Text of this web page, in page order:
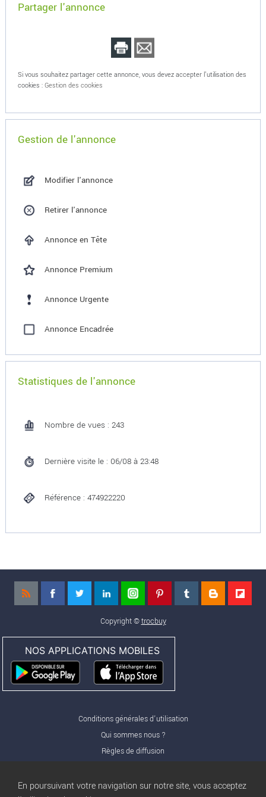
Partager l'annonce
Si vous souhaitez partager cette annonce, vous devez accepter l'utilisation des
cookies : Gestion des cookies
Gestion de l'annonce
Modifier l'annonce
Retirer l'annonce
Annonce en Tête
Annonce Premium
Annonce Urgente
Annonce Encadrée
Statistiques de l'annonce
Nombre de vues : 243
Dernière visite le : 06/08 à 23:48
Référence : 474922220
Copyright ©trocbuy
NOS APPLICATIONS MOBILES
Conditions générales d'utilisation
Qui sommes nous ?
Règles de diffusion
Nos offres Pro
En poursuivant votre navigation sur notre site, vous acceptez